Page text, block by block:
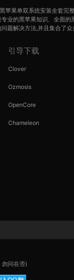
果单双系统安装全套完
业的黑苹果知识、全面的
题解决方法,并且集合了众
引导下载
Clover
Ozmosis
OpenCore
Chameleon
勿问在否)